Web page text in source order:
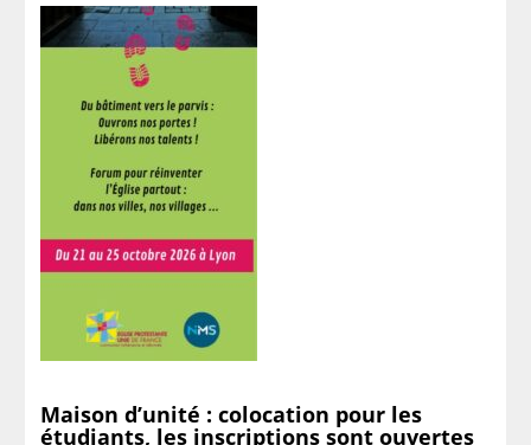
Maison d’unité : colocation pour les
étudiants, les inscriptions sont ouvertes